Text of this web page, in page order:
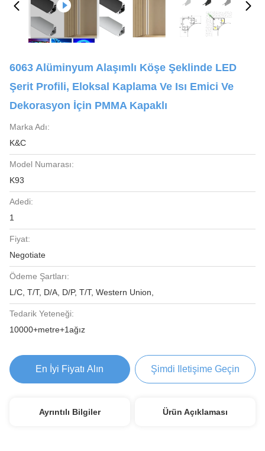
6063 Alüminyum Alaşımlı Köşe Şeklinde LED
Şerit Profili, Eloksal Kaplama Ve Isı Emici Ve
Dekorasyon İçin PMMA Kapaklı
Marka Adı:
K&C
Model Numarası:
K93
Adedi:
1
Fiyat:
Negotiate
Ödeme Şartları:
L/C, T/T, D/A, D/P, T/T, Western Union,
Tedarik Yeteneği:
10000+metre+1ağız
En İyi Fiyatı Alın Şimdi Iletişime Geçin
Ayrıntılı Bilgiler Ürün Açıklaması